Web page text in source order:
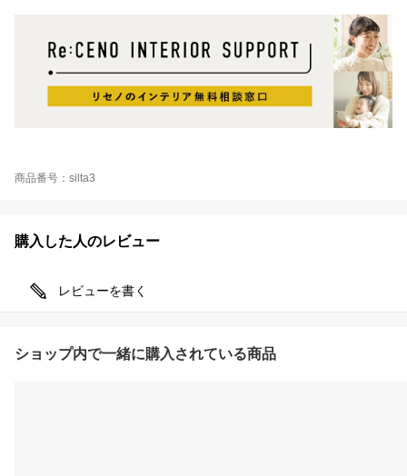
商品番号：silta3
購入した人のレビュー
レビューを書く
ショップ内で一緒に購入されている商品